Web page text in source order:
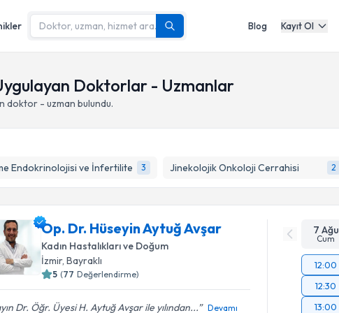
Blog Kayıt Ol
Doktorlar - Uzmanlar
doktor - uzman bulundu.
Endokrinolojisi ve İnfertilite 3 Jinekolojik Onkoloji Cerrahisi 2
Op. Dr. Hüseyin Aytuğ Avşar
Kadın Hastalıkları ve Doğum
İzmir,Bayraklı
5 (77 Değerlendirme)
Dr. Öğr. Üyesi H. Aytuğ Avşar ile yılından... Devamı
7 Ağu
Cum
12:00
12:30
13:00